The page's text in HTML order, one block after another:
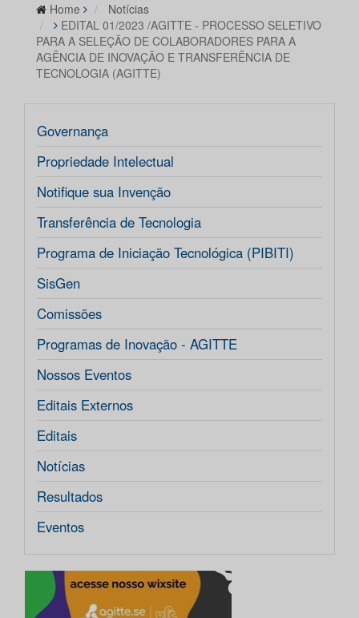
Home
Notícias
EDITAL 01/2023 /AGITTE - PROCESSO SELETIVO
PARA A SELEÇÃO DE COLABORADORES PARA A
AGÊNCIA DE INOVAÇÃO E TRANSFERÊNCIA DE
TECNOLOGIA (AGITTE)
Governança
Propriedade Intelectual
Notifique sua Invenção
Transferência de Tecnologia
Programa de Iniciação Tecnológica (PIBITI)
SisGen
Comissões
Programas de Inovação - AGITTE
Nossos Eventos
Editais Externos
Editais
Notícias
Resultados
Eventos